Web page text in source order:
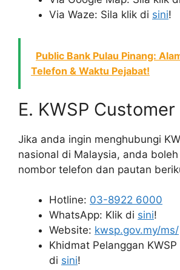
Via Waze: Sila klik di sini!
Public Bank Pulau Pinang:
Telefon & Waktu Pejabat!
E. KWSP
Jika anda ingin menghubungi
nasional di Malaysia, anda
nombor telefon dan pautan
Hotline: 03-8922 6000
WhatsApp: Klik di sini!
Website: kwsp.gov.my/ms/
Khidmat Pelanggan
di sini!